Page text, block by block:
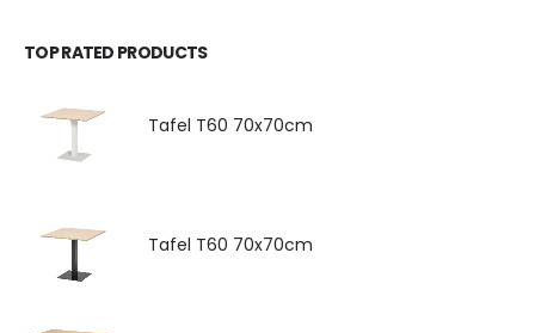
TOP RATED PRODUCTS
Tafel T60 70x70cm
Tafel T60 70x70cm